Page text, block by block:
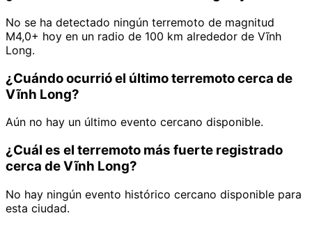
No se ha detectado ningún terremoto de magnitud
M4,0+ hoy en un radio de 100 km alrededor de Vĩnh
Long.
¿Cuándo ocurrió el último terremoto cerca de
Vĩnh Long?
Aún no hay un último evento cercano disponible.
¿Cuál es el terremoto más fuerte registrado
cerca de Vĩnh Long?
No hay ningún evento histórico cercano disponible para
esta ciudad.